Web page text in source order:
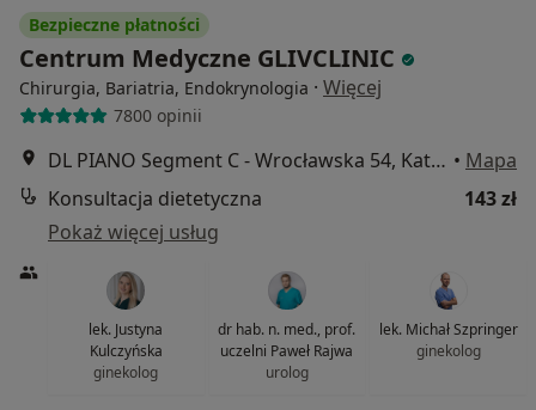
Bezpieczne płatności
Centrum Medyczne GLIVCLINIC
Chirurgia, Bariatria, Endokrynologia · Więcej
7800 opinii
DL PIANO Segment C - Wrocławska 54, Katowice • Mapa
Konsultacja dietetyczna
143 zł
Pokaż więcej usług
lek. Justyna
Kulczyńska
ginekolog
dr hab. n. med., prof.
uczelni Paweł Rajwa
urolog
lek. Michał Szpringer
ginekolog